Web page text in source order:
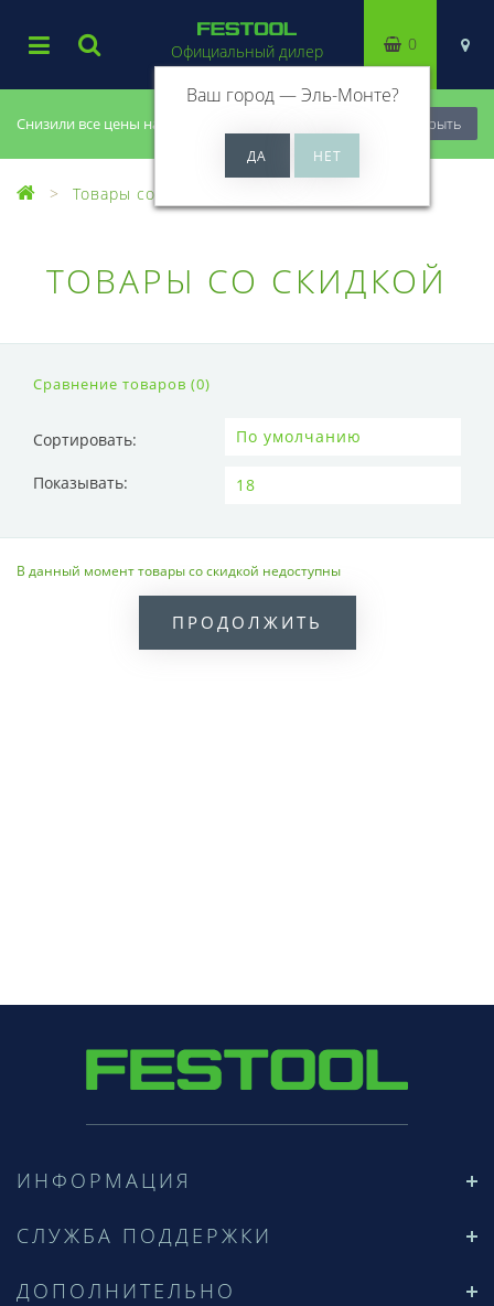
Снизили все цены на 20%, успей купить! Закрыть
Официальный дилер
Ваш город —Эль-Монте?
0
Товары со скидкой
ТОВАРЫ СО СКИДКОЙ
Сравнение товаров (0)
Сортировать:
Показывать:
В данный момент товары со скидкой недоступны
ПРОДОЛЖИТЬ
ИНФОРМАЦИЯ
СЛУЖБА ПОДДЕРЖКИ
ДОПОЛНИТЕЛЬНО